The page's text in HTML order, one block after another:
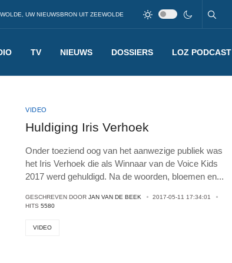
UW NIEUWSBRON UIT ZEEWOLDE
TV NIEUWS DOSSIERS LOZ PODCAST
VIDEO
Huldiging Iris Verhoek
Onder toeziend oog van het aanwezige publiek was
het Iris Verhoek die als Winnaar van de Voice Kids
2017 werd gehuldigd. Na de woorden, bloemen en...
GESCHREVEN DOORJAN VAN DE BEEK
2017-05-11 17:34:01
HITS5580
VIDEO